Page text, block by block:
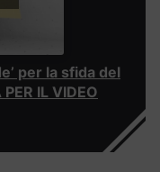
per la sfida del
IL VIDEO